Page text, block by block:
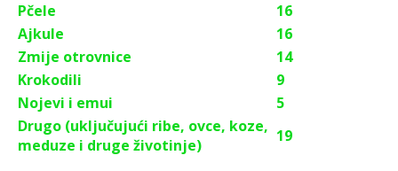
Pčele
16
Ajkule
16
Zmije otrovnice
14
Krokodili
9
Nojevi i emui
5
Drugo (uključujući ribe, ovce, koze,
meduze i druge životinje)
19